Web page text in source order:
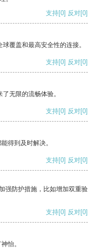
支持[0] 反对[0]
覆盖和最高安全性的连接。
支持[0] 反对[0]
无限的流畅体验。
支持[0] 反对[0]
得到及时解决。
支持[0] 反对[0]
强防护措施，比如增加双重验
支持[0] 反对[0]
怡。